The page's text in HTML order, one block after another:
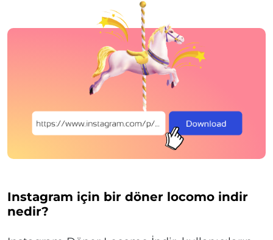
Instagram için bir döner locomo indir
nedir?